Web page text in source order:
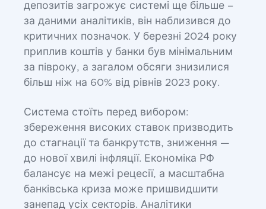
депозитів загрожує системі ще більше –
за даними аналітиків, він наблизився до
критичних позначок. У березні 2024 року
приплив коштів у банки був мінімальним
за півроку, а загалом обсяги знизилися
більш ніж на 60% від рівнів 2023 року.
Система стоїть перед вибором:
збереження високих ставок призводить
до стагнації та банкрутств, зниження —
до нової хвилі інфляції. Економіка РФ
балансує на межі рецесії, а масштабна
банківська криза може пришвидшити
занепад усіх секторів. Аналітики